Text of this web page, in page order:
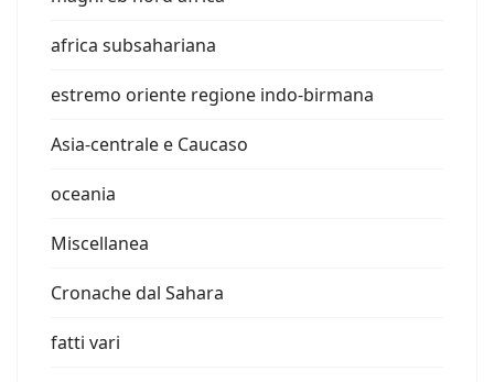
africa subsahariana
estremo oriente regione indo-birmana
Asia-centrale e Caucaso
oceania
Miscellanea
Cronache dal Sahara
fatti vari